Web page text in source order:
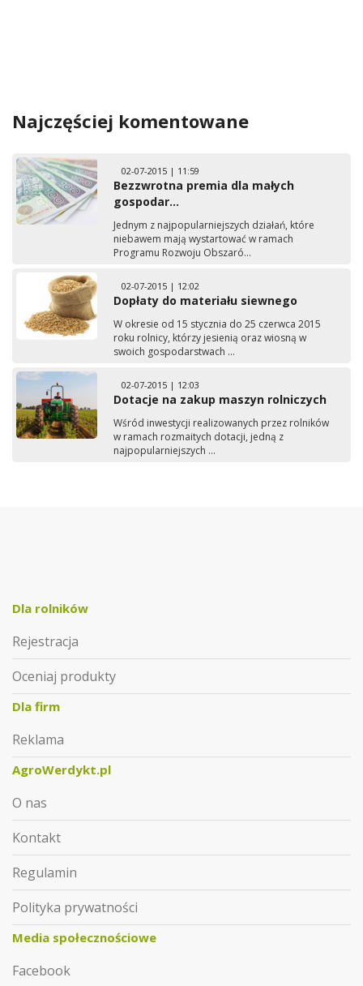
Najczęściej komentowane
02-07-2015 | 11:59
Bezzwrotna premia dla małych
gospodar...
Jednym z najpopularniejszych działań, które
niebawem mają wystartować w ramach
Programu Rozwoju Obszaró...
02-07-2015 | 12:02
Dopłaty do materiału siewnego
W okresie od 15 stycznia do 25 czerwca 2015
roku rolnicy, którzy jesienią oraz wiosną w
swoich gospodarstwach ...
02-07-2015 | 12:03
Dotacje na zakup maszyn rolniczych
Wśród inwestycji realizowanych przez rolników
w ramach rozmaitych dotacji, jedną z
najpopularniejszych ...
Dla rolników
Rejestracja
Oceniaj produkty
Dla firm
Reklama
AgroWerdykt.pl
O nas
Kontakt
Regulamin
Polityka prywatności
Media społecznościowe
Facebook